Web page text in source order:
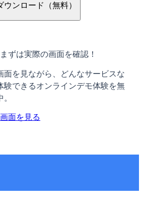
ウンロード（無料）
まずは実際の画面を確認！
面を見ながら、どんなサービスな
験できるオンラインデモ体験を無
面を見る